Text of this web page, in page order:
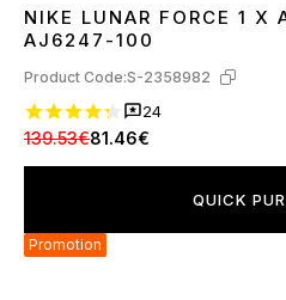
3637 38394041 42434445
NIKE LUNAR FORCE 1 X
AJ6247-100
Product Code:S-2358982
24
139.53€81.46€
QUICK
Promotion